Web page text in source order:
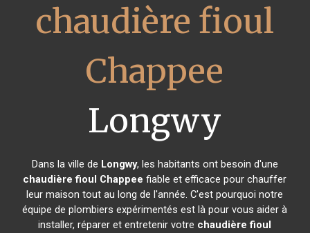
chaudière fioul
Chappee
Longwy
Dans la ville de Longwy, les habitants ont besoin d'une
chaudière fioul Chappee fiable et efficace pour chauffer
leur maison tout au long de l'année. C'est pourquoi notre
équipe de plombiers expérimentés est là pour vous aider à
installer, réparer et entretenir votre chaudière fioul